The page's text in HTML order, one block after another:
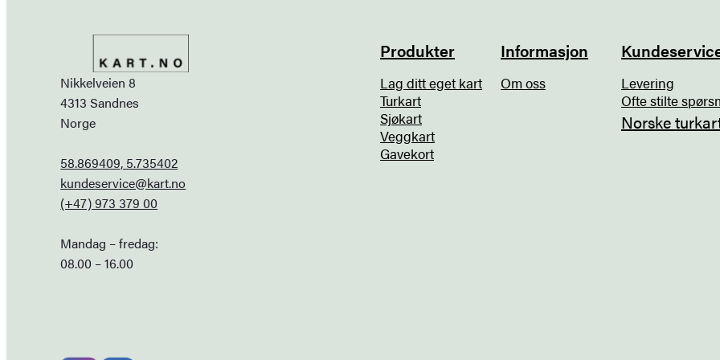
Nikkelveien 8
4313 Sandnes
Norge
58.869409, 5.735402
kundeservice@kart.no
(+47) 973 379 00
Mandag – fredag:
08.00 – 16.00
Produkter
Lag ditt eget kart
Turkart
Sjøkart
Veggkart
Gavekort
Informasjon
Om oss
Levering
Ofte stilte
Norske